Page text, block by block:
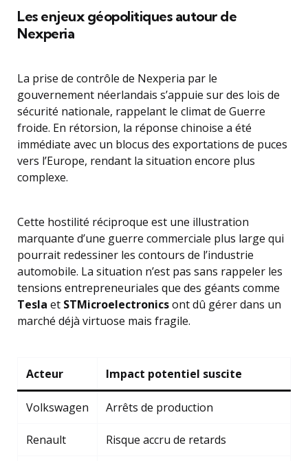
Les enjeux géopolitiques autour de
Nexperia
La prise de contrôle de Nexperia par le
gouvernement néerlandais s’appuie sur des lois de
sécurité nationale, rappelant le climat de Guerre
froide. En rétorsion, la réponse chinoise a été
immédiate avec un blocus des exportations de puces
vers l’Europe, rendant la situation encore plus
complexe.
Cette hostilité réciproque est une illustration
marquante d’une guerre commerciale plus large qui
pourrait redessiner les contours de l’industrie
automobile. La situation n’est pas sans rappeler les
tensions entrepreneuriales que des géants comme
Tesla et STMicroelectronicsont dû gérer dans un
marché déjà virtuose mais fragile.
Acteur Impact potentiel suscite
Volkswagen Arrêts de production
Renault Risque accru de retards